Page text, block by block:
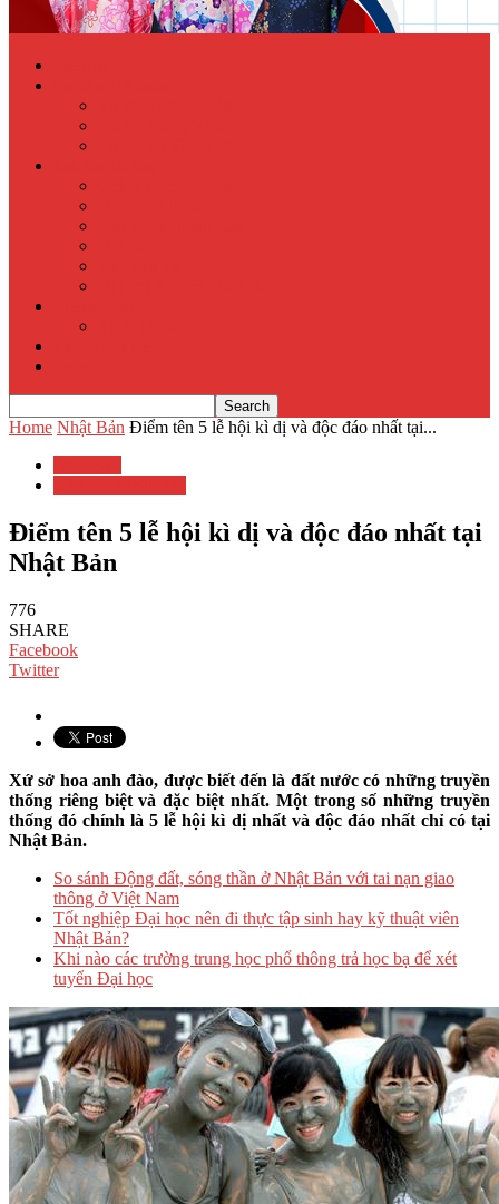
Home Nhật Bản Điểm tên 5 lễ hội kì dị và độc đáo nhất tại...
Điểm tên 5 lễ hội kì dị và độc đáo nhất tại
Nhật Bản
776
SHARE
Facebook
Twitter
Xứ sở hoa anh đào, được biết đến là đất nước có những truyền
thống riêng biệt và đặc biệt nhất. Một trong số những truyền
thống đó chính là 5 lễ hội kì dị nhất và độc đáo nhất chỉ có tại
Nhật Bản.
So sánh Động đất, sóng thần ở Nhật Bản với tai nạn giao
thông ở Việt Nam
Tốt nghiệp Đại học nên đi thực tập sinh hay kỹ thuật viên
Nhật Bản?
Khi nào các trường trung học phổ thông trả học bạ để xét
tuyển Đại học